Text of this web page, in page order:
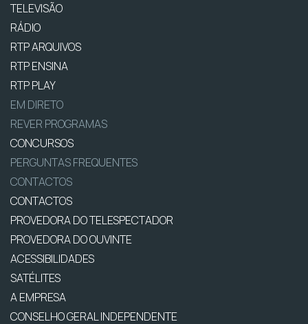
TELEVISÃO
RÁDIO
RTP ARQUIVOS
RTP ENSINA
RTP PLAY
EM DIRETO
REVER PROGRAMAS
CONCURSOS
PERGUNTAS FREQUENTES
CONTACTOS
CONTACTOS
PROVEDORA DO TELESPECTADOR
PROVEDORA DO OUVINTE
ACESSIBILIDADES
SATÉLITES
A EMPRESA
CONSELHO GERAL INDEPENDENTE